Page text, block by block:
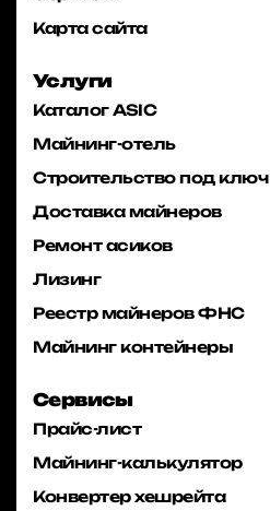
Карта сайта
Услуги
Каталог ASIC
Майнинг-отель
Строительство под ключ
Доставка майнеров
Ремонт асиков
Лизинг
Реестр майнеров ФНС
Майнинг контейнеры
Сервисы
Прайс-лист
Майнинг-калькулятор
Конвертер хешрейта